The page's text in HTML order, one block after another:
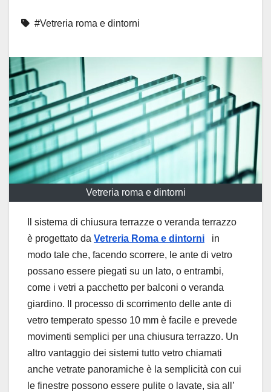
#Vetreria roma e dintorni
Vetreria roma e dintorni
Il sistema di chiusura terrazze o veranda terrazzo
è progettato da Vetreria Roma e dintorni in
modo tale che, facendo scorrere, le ante di vetro
possano essere piegati su un lato, o entrambi,
come i vetri a pacchetto per balconi o veranda
giardino. Il processo di scorrimento delle ante di
vetro temperato spesso 10 mm è facile e prevede
movimenti semplici per una chiusura terrazzo. Un
altro vantaggio dei sistemi tutto vetro chiamati
anche vetrate panoramiche è la semplicità con cui
le finestre possono essere pulite o lavate, sia all’